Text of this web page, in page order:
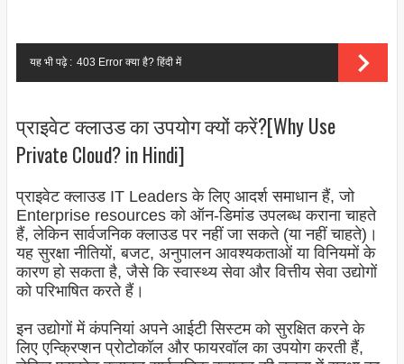
यह भी पढ़े : 403 Error क्या है? हिंदी में
प्राइवेट क्लाउड का उपयोग क्यों करें?[Why Use
Private Cloud? in Hindi]
प्राइवेट क्लाउड IT Leaders के लिए आदर्श समाधान हैं, जो
Enterprise resources को ऑन-डिमांड उपलब्ध कराना चाहते
हैं, लेकिन सार्वजनिक क्लाउड पर नहीं जा सकते (या नहीं चाहते)।
यह सुरक्षा नीतियों, बजट, अनुपालन आवश्यकताओं या विनियमों के
कारण हो सकता है, जैसे कि स्वास्थ्य सेवा और वित्तीय सेवा उद्योगों
को परिभाषित करते हैं।
इन उद्योगों में कंपनियां अपने आईटी सिस्टम को सुरक्षित करने के
लिए एन्क्रिप्शन प्रोटोकॉल और फायरवॉल का उपयोग करती हैं,